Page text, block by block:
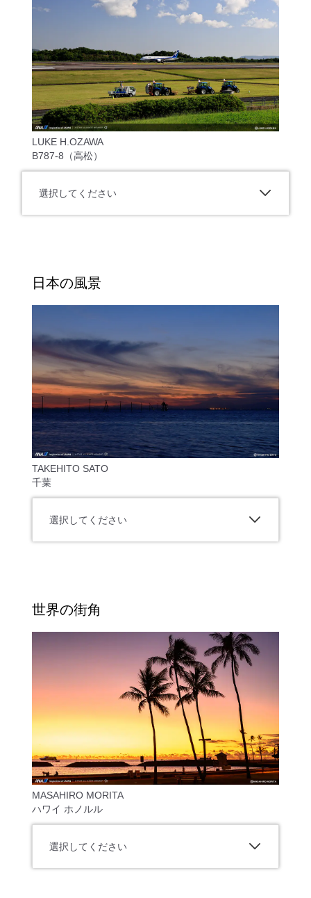
LUKE H.OZAWA
B787-8（高松）
選択してください
日本の風景
TAKEHITO SATO
千葉
選択してください
世界の街角
MASAHIRO MORITA
ハワイ ホノルル
選択してください